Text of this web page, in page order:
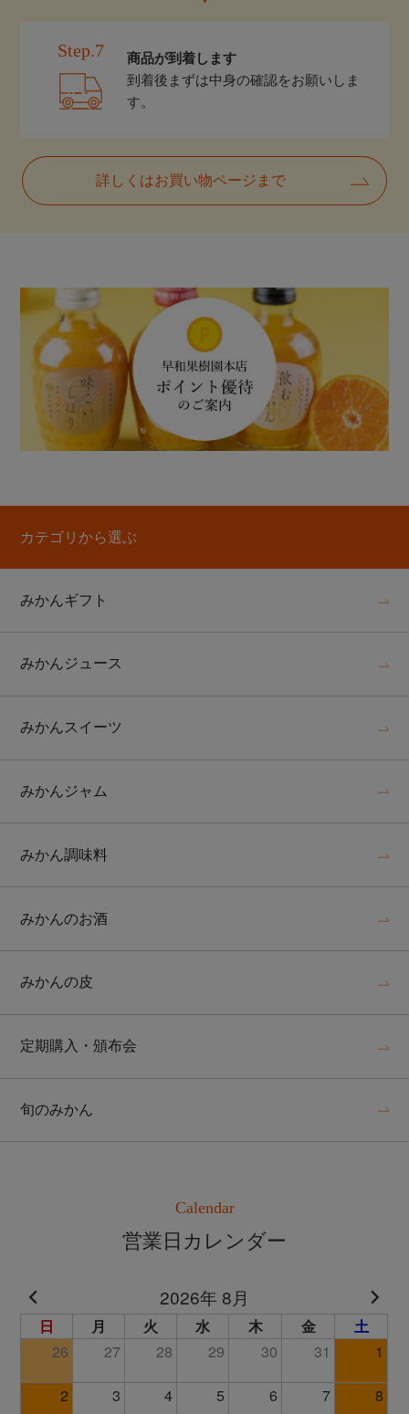
Step.7
商品が到着します
到着後まずは中身の確認をお願いしま
す。
詳しくはお買い物ページまで
カテゴリから選ぶ
みかんギフト
みかんジュース
みかんスイーツ
みかんジャム
みかん調味料
みかんのお酒
みかんの皮
定期購入・頒布会
旬のみかん
Calendar
営業日カレンダー